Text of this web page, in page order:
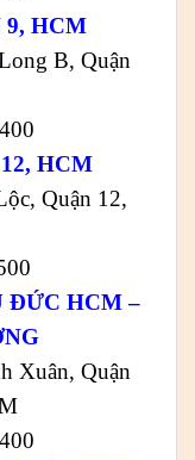
9, HCM
B, Quận
HCM
Quận 12,
ĐỨC HCM –
Xuân, Quận